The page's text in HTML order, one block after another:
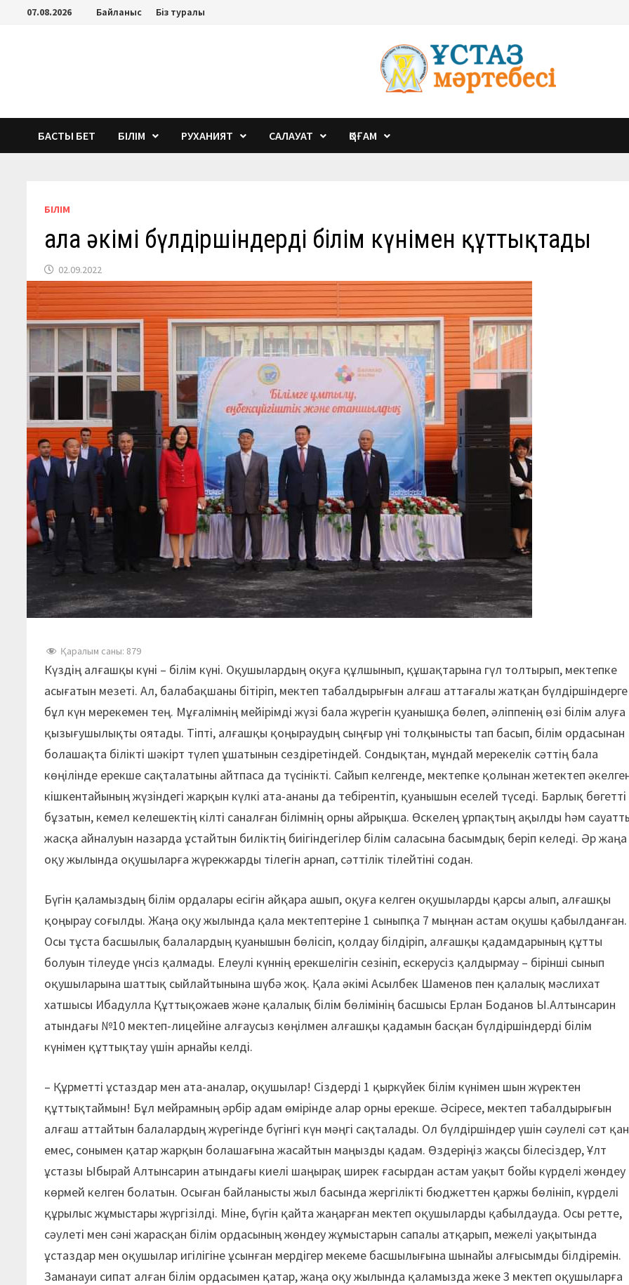
Перейти07.08.2026 Байланыс Біз туралы
БАСТЫ БЕТ БІЛІМ РУХАНИЯТ САЛАУАТ ҚОҒАМ
БІЛІМ
Қала әкімі бүлдіршіндерді білім күнімен құттықтады
02.09.2022
Қаралым саны: 879
Күздің алғашқы күні – білім күні. Оқушылардың оқуға құлшынып, құшақтарына гүл толтырып, мектепке
асығатын мезеті. Ал, балабақшаны бітіріп, мектеп табалдырығын алғаш аттағалы жатқан бүлдіршіндерге
бұл күн мерекемен тең. Мұғалімнің мейірімді жүзі бала жүрегін қуанышқа бөлеп, әліппенің өзі білім алуға
қызығушылықты оятады. Тіпті, алғашқы қоңыраудың сыңғыр үні толқынысты тап басып, білім ордасынан
болашақта білікті шәкірт түлеп ұшатынын сездіретіндей. Сондықтан, мұндай мерекелік сәттің бала
көңілінде ерекше сақталатыны айтпаса да түсінікті. Сайып келгенде, мектепке қолынан жетектеп
кішкентайының жүзіндегі жарқын күлкі ата-ананы да тебірентіп, қуанышын еселей түседі. Барлық бөгетті
бұзатын, кемел келешектің кілті саналған білімнің орны айрықша. Өскелең ұрпақтың ақылды һәм
жасқа айналуын назарда ұстайтын биліктің биігіндегілер білім саласына басымдық беріп келеді. Әр жаңа
оқу жылында оқушыларға жүрекжарды тілегін арнап, сәттілік тілейтіні содан.
Бүгін қаламыздың білім ордалары есігін айқара ашып, оқуға келген оқушыларды қарсы алып, алғашқы
қоңырау соғылды. Жаңа оқу жылында қала мектептеріне 1 сыныпқа 7 мыңнан астам оқушы қабылданған.
Осы тұста басшылық балалардың қуанышын бөлісіп, қолдау білдіріп, алғашқы қадамдарының құтты
болуын тілеуде үнсіз қалмады. Елеулі күннің ерекшелігін сезініп, ескерусіз қалдырмау – бірінші сынып
оқушыларына шаттық сыйлайтынына шүбә жоқ. Қала әкімі Асылбек Шаменов пен қалалық мәслихат
хатшысы Ибадулла Құттықожаев және қалалық білім бөлімінің басшысы Ерлан Боданов Ы.Алтынсарин
атындағы №10 мектеп-лицейіне алғаусыз көңілмен алғашқы қадамын басқан бүлдіршіндерді білім
күнімен құттықтау үшін арнайы келді.
– Құрметті ұстаздар мен ата-аналар, оқушылар! Сіздерді 1 қыркүйек білім күнімен шын жүректен
құттықтаймын! Бұл мейрамның әрбір адам өмірінде алар орны ерекше. Әсіресе, мектеп табалдырығын
алғаш аттайтын балалардың жүрегінде бүгінгі күн мәңгі сақталады. Ол бүлдіршіндер үшін сәулелі сәт
емес, сонымен қатар жарқын болашағына жасайтын маңызды қадам. Өздеріңіз жақсы білесіздер, Ұлт
ұстазы Ыбырай Алтынсарин атындағы киелі шаңырақ ширек ғасырдан астам уақыт бойы күрделі жөндеу
көрмей келген болатын. Осыған байланысты жыл басында жергілікті бюджеттен қаржы бөлініп, күрделі
құрылыс жұмыстары жүргізілді. Міне, бүгін қайта жаңарған мектеп оқушыларды қабылдауда. Осы ретте,
сәулеті мен сәні жарасқан білім ордасының жөндеу жұмыстарын сапалы атқарып, межелі уақытында
ұстаздар мен оқушылар игілігіне ұсынған мердігер мекеме басшылығына шынайы алғысымды білдіремін.
Заманауи сипат алған білім ордасымен қатар, жаңа оқу жылында қаламызда жеке 3 мектеп оқушыларға